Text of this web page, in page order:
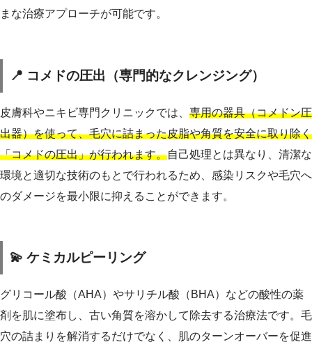
まな治療アプローチが可能です。
📍 コメドの圧出（専門的なクレンジング）
皮膚科やニキビ専門クリニックでは、 専用の器具（コメドン圧
出器）を使って、毛穴に詰まった皮脂や角質を安全に取り除く
「コメドの圧出」が行われます。自己処理とは異なり、清潔な
環境と適切な技術のもとで行われるため、感染リスクや毛穴へ
のダメージを最小限に抑えることができます。
💫 ケミカルピーリング
グリコール酸（AHA）やサリチル酸（BHA）などの酸性の薬
剤を肌に塗布し、古い角質を溶かして除去する治療法です。毛
穴の詰まりを解消するだけでなく、肌のターンオーバーを促進